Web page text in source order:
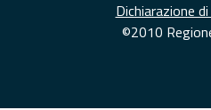
Dichiarazione
©2010